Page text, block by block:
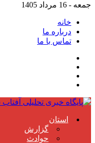
جمعه - 16 مرداد 1405
خانه
درباره ما
تماس با ما
استان
گزارش
حوادث